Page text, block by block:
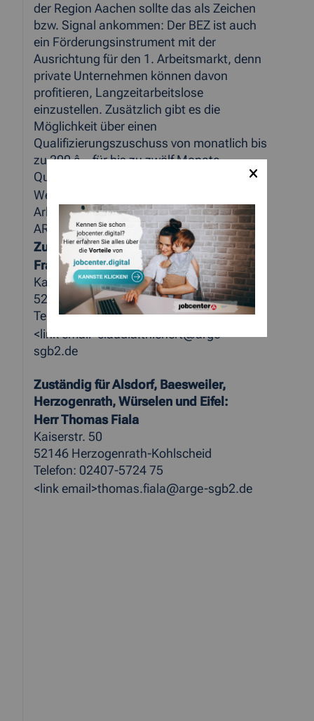
der Region Aachen sollte das als Zeichen
bzw. Signal ankommen: Der BEZ ist auch
ein Förderungsinstrument mit der
Ausrichtung für den 1. Arbeitsmarkt, denn
private Unternehmen können davon
profitieren, Langzeitarbeitslose
einzustellen. Zusätzlich gibt es die
Möglichkeit über einen
Qualifizierungszuschuss von monatlich bis
zu 200 â‚¬ für bis zu zwölf Monate
Qualifizierungen zu finanzieren."
Weitere Informationen erhalten
Arbeitgeber bei den BEZ-Vermittlern der
ARGE im Kreis Aachen:
Zuständig für Eschweiler und Stolberg:
Frau Claudia Thienert
Kaiserplatz 6
52222 Stolberg
Telefon: 02402-97436 145
<link email>claudia.thienert@arge-
sgb2.de
Zuständig für Alsdorf, Baesweiler,
Herzogenrath, Würselen und Eifel:
Herr Thomas Fiala
Kaiserstr. 50
52146 Herzogenrath-Kohlscheid
Telefon: 02407-5724 75
<link email>thomas.fiala@arge-sgb2.de